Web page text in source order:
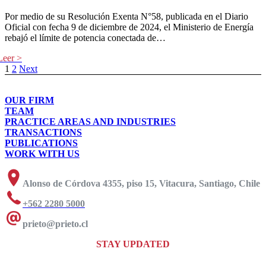
Por medio de su Resolución Exenta N°58, publicada en el Diario
Oficial con fecha 9 de diciembre de 2024, el Ministerio de Energía
rebajó el límite de potencia conectada de…
1 2 Next
OUR FIRM
TEAM
PRACTICE AREAS AND INDUSTRIES
TRANSACTIONS
PUBLICATIONS
WORK WITH US
Alonso de Córdova 4355, piso 15, Vitacura, Santiago, Chile
+562 2280 5000
prieto@prieto.cl
STAY UPDATED